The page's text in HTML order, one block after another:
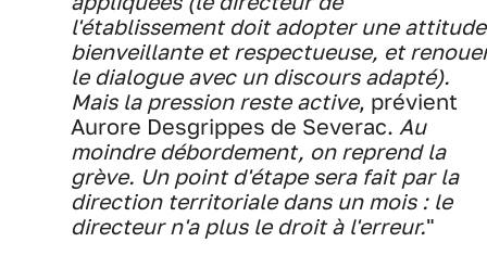
l'établissement doit adopter une attitude
bienveillante et respectueuse, et
le dialogue avec un discours adapté).
Mais la pression reste active, prévient
Aurore Desgrippes de Severac. Au
moindre débordement, on reprend la
grève. Un point d'étape sera fait par la
direction territoriale dans un mois : le
directeur n'a plus le droit à l'erreur."